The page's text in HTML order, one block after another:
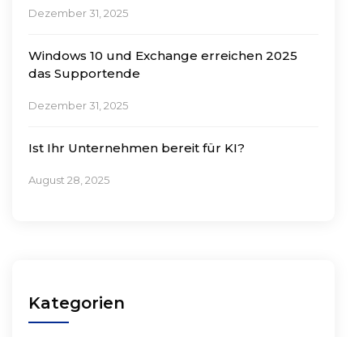
Dezember 31, 2025
Windows 10 und Exchange erreichen 2025
das Supportende
Dezember 31, 2025
Ist Ihr Unternehmen bereit für KI?
August 28, 2025
Kategorien